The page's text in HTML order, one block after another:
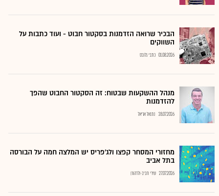
הבכיר שרואה הזדמנות בסקטור חבוט - ועוד כתבות על
השווקים
01.08.2026 כתבי גלובס
מנהל ההשקעות שבטוח: זה הסקטור החבוט שהפך
להזדמנות
28.07.2026 נתנאל אריאל
מחזורי המסחר קפצו ולג'פריס יש המלצה חמה על הבורסה
בתל אביב
27.07.2026 שירי חביב-ולדהורן